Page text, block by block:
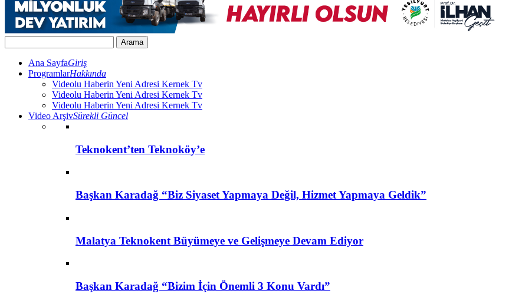
Ana SayfaGiriş
ProgramlarHakkında
Videolu Haberin Yeni Adresi Kernek Tv
Videolu Haberin Yeni Adresi Kernek Tv
Videolu Haberin Yeni Adresi Kernek Tv
Video ArşivSürekli Güncel
Teknokent’ten Teknoköy’e
Başkan Karadağ “Biz Siyaset Yapmaya Değil, Hizmet Yapmaya Geldik”
Malatya Teknokent Büyümeye ve Gelişmeye Devam Ediyor
Başkan Karadağ “Bizim İçin Önemli 3 Konu Vardı”